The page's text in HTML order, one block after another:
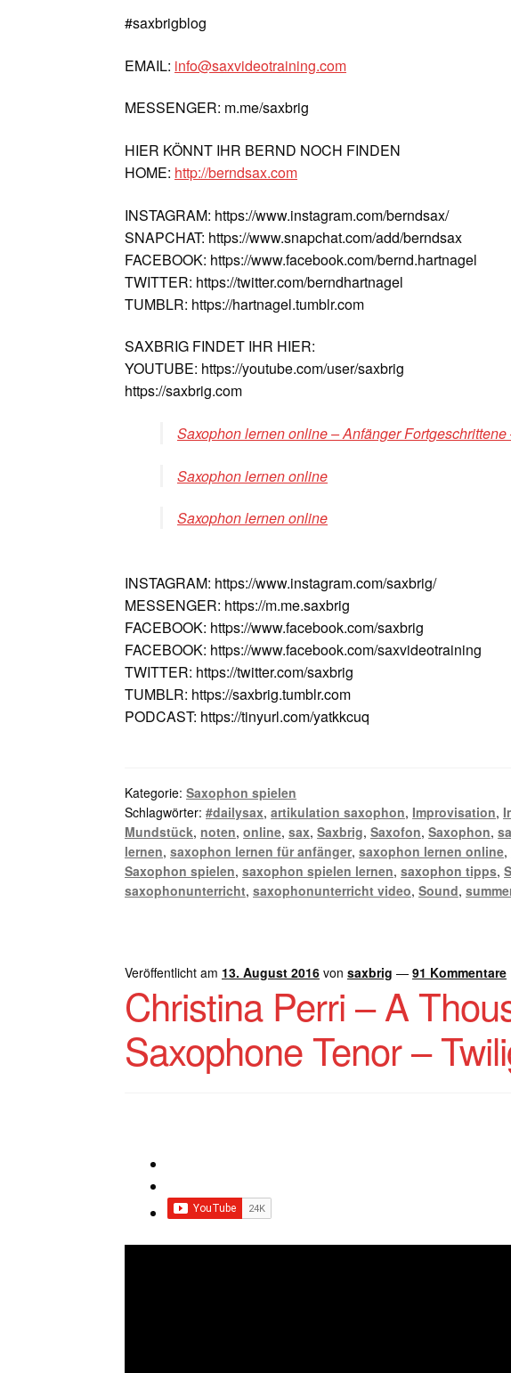
#saxbrigblog
EMAIL: info@saxvideotraining.com
MESSENGER: m.me/saxbrig
HIER KÖNNT IHR BERND NOCH FINDEN
HOME: http://berndsax.com
INSTAGRAM: https://www.instagram.com/berndsax/
SNAPCHAT: https://www.snapchat.com/add/berndsax
FACEBOOK: https://www.facebook.com/bernd.hartnagel
TWITTER: https://twitter.com/berndhartnagel
TUMBLR: https://hartnagel.tumblr.com
SAXBRIG FINDET IHR HIER:
YOUTUBE: https://youtube.com/user/saxbrig
https://saxbrig.com
Saxophon lernen online – Anfänger
Saxophon lernen online
Saxophon lernen online
INSTAGRAM: https://www.instagram.com/saxbrig/
MESSENGER: https://m.me.saxbrig
FACEBOOK: https://www.facebook.com/saxbrig
FACEBOOK: https://www.facebook.com/saxvideotraining
TWITTER: https://twitter.com/saxbrig
TUMBLR: https://saxbrig.tumblr.com
PODCAST: https://tinyurl.com/yatkkcuq
Kategorie:Saxophon spielen
Schlagwörter:#dailysax,artikulation saxophon, Improvisation,
Mundstück, noten,online,sax,Saxbrig,Saxofon,Saxophon,
lernen,saxophon lernen für anfänger,saxophon lernen online,
Saxophon spielen,saxophon spielen lernen,saxophon tipps,
saxophonunterricht,saxophonunterricht video,Sound,
Veröffentlicht am 13. August 2016 vonsaxbrig —91 Kommentare
Christina Perri – A
Saxophone Tenor –